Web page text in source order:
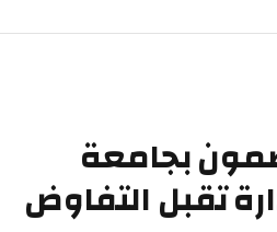
بجامعة
تقبل التفاوض